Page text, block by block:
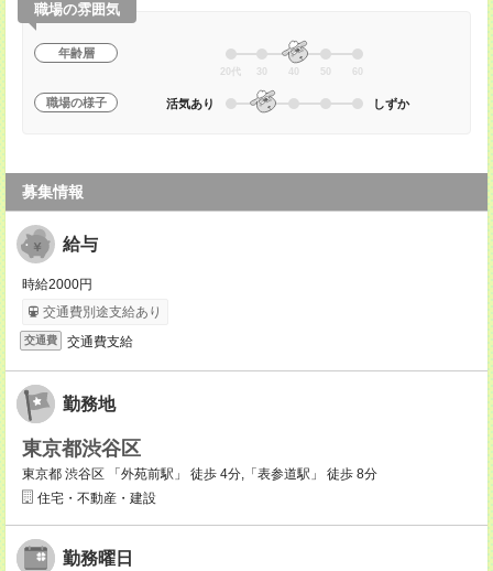
職場の雰囲気
年齢層
20代 30 40 50 60
職場の様子 活気あり しずか
募集情報
給与
時給2000円
交通費別途支給あり
交通費 交通費支給
勤務地
東京都渋谷区
東京都 渋谷区 「外苑前駅」 徒歩 4分,「表参道駅」 徒歩 8分
住宅・不動産・建設
勤務曜日